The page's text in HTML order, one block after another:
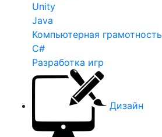
Unity
Java
Компьютерная грамотность
C#
Разработка игр
Дизайн